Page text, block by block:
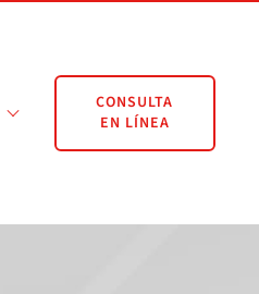
CONSULTA
EN LÍNEA